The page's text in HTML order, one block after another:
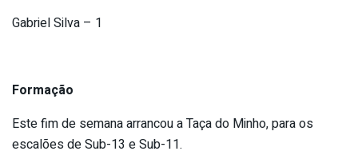
Gabriel Silva – 1
Formação
Este fim de semana arrancou a Taça do Minho, para os
escalões de Sub-13 e Sub-11.